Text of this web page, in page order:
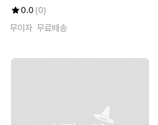
0.0 (0)
무이자 무료배송